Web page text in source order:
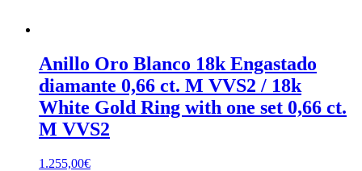
Anillo Oro Blanco 18k Engastado
diamante 0,66 ct. M VVS2 / 18k
White Gold Ring with one set 0,66 ct.
M VVS2
1.255,00€